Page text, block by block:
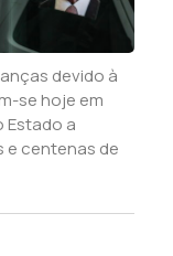
devido à
se hoje em
Estado a
e centenas de